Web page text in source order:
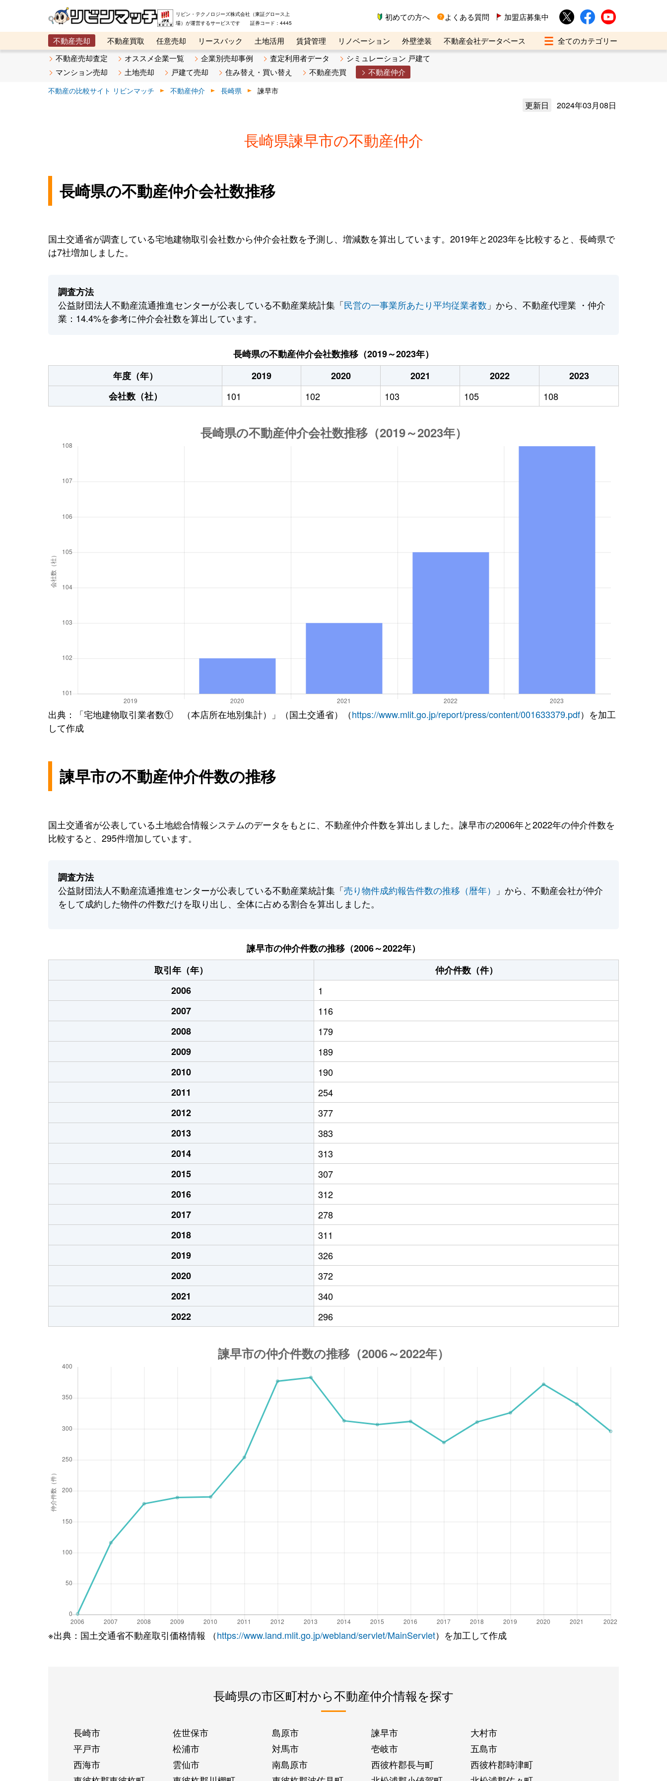
リビン・テクノロジーズ株式会社（東証グロース上
場）が運営するサービスです 証券コード：4445
初めての方へ よくある質問 加盟店募集中
不動産売却 不動産買取 任意売却 リースバック 土地活用 賃貸管理 リノベーション 外壁塗装
不動産会社データベース
メタ住宅展示場
ベスト不動産カンパニー オンライン講座 リビンマガジンBiz 不動産売却ご相談デスク
不動産売却査定 オススメ企業一覧 企業別売却事例 査定利用者データ
シミュレーション 戸建て
マンション売却
土地売却 戸建て売却 住み替え・買い替え 不動産売買 不動産仲介
不動産の比較サイト リビンマッチ 不動産仲介 長崎県 諫早市
更新日 2024年03月08日
長崎県諫早市の不動産仲介
長崎県の不動産仲介会社数推移
国土交通省が調査している宅地建物取引会社数から仲介会社数を予測し、増減数を算出しています。2019年と2023年を比較すると、長崎県で
は7社増加しました。
調査方法
公益財団法人不動産流通推進センターが公表している不動産業統計集「民営の一事業所あたり平均従業者数 」から、不動産代理業 ・仲介
業：14.4%を参考に仲介会社数を算出しています。
長崎県の不動産仲介会社数推移（2019～2023年）
年度（年）
2019 2020 2021 2022
2023
会社数（社）
101 102 103 105 108
出典：「宅地建物取引業者数① （本店所在地別集計）」（国土交通省）（https://www.mlit.go.jp/report/press/content/001633379.pdf）を加工
して作成
諫早市の不動産仲介件数の推移
国土交通省が公表している土地総合情報システムのデータをもとに、不動産仲介件数を算出しました。諫早市の2006年と2022年の仲介件数を
比較すると、295件増加しています。
調査方法
公益財団法人不動産流通推進センターが公表している不動産業統計集「売り物件成約報告件数の推移（暦年）
」から、不動産会社が仲介
をして成約した物件の件数だけを取り出し、全体に占める割合を算出しました。
諫早市の仲介件数の推移（2006～2022年）
取引年（年）
仲介件数（件）
2006
1
2007
116
2008
179
2009
189
2010
190
2011
254
2012
377
2013
383
2014
313
2015
307
2016
312
2017
278
2018
311
2019
326
2020
372
2021
340
2022
296
※出典：国土交通省不動産取引価格情報 （https://www.land.mlit.go.jp/webland/servlet/MainServlet）を加工して作成
長崎県の市区町村から不動産仲介情報を探す
長崎市 佐世保市 島原市 諫早市
大村市
平戸市
松浦市 対馬市 壱岐市
五島市
西海市
雲仙市 南島原市 西彼杵郡長与町
西彼杵郡時津町